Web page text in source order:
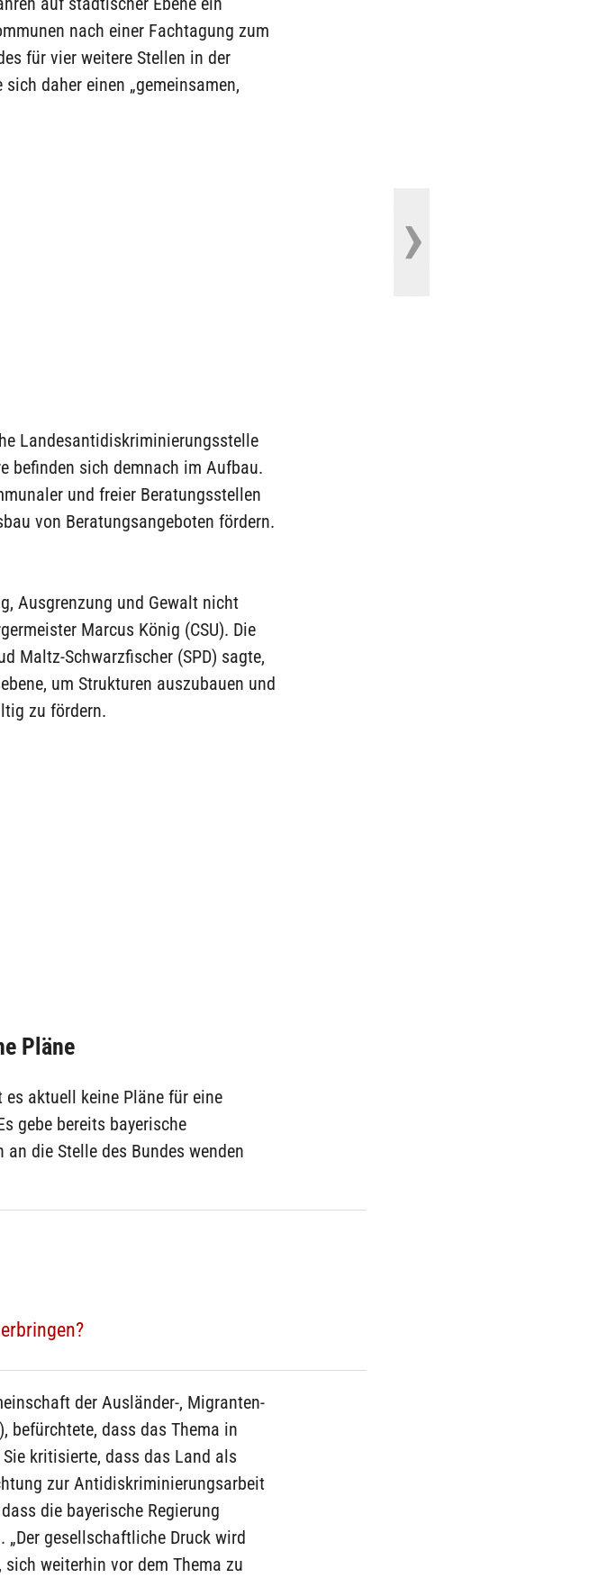
nach einer Fachtagung zum
für vier weitere Stellen in der
daher einen „gemeinsamen,
Landesantidiskriminierungsstelle
befinden sich demnach im Aufbau.
und freier Beratungsstellen
von Beratungsangeboten fördern.
Ausgrenzung und Gewalt nicht
Marcus König (CSU). Die
Maltz-Schwarzfischer (SPD) sagte,
um Strukturen auszubauen und
zu fördern.
Pläne
aktuell keine Pläne für eine
gebe bereits bayerische
die Stelle des Bundes wenden
der Ausländer-, Migranten-
befürchtete, dass das Thema in
kritisierte, dass das Land als
zur Antidiskriminierungsarbeit
die bayerische Regierung
gesellschaftliche Druck wird
weiterhin vor dem Thema zu